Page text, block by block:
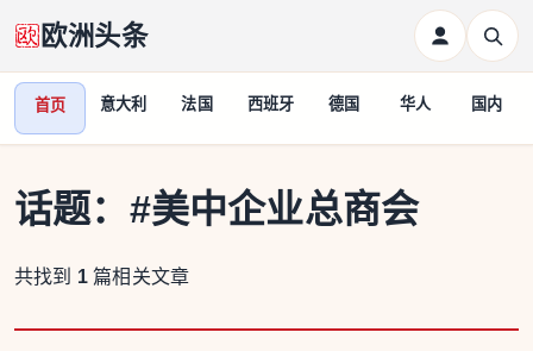
欧洲头条
首页 意大利 法国 西班牙 德国 华人 国内
话题： #美中企业总商会
共找到 1 篇相关文章